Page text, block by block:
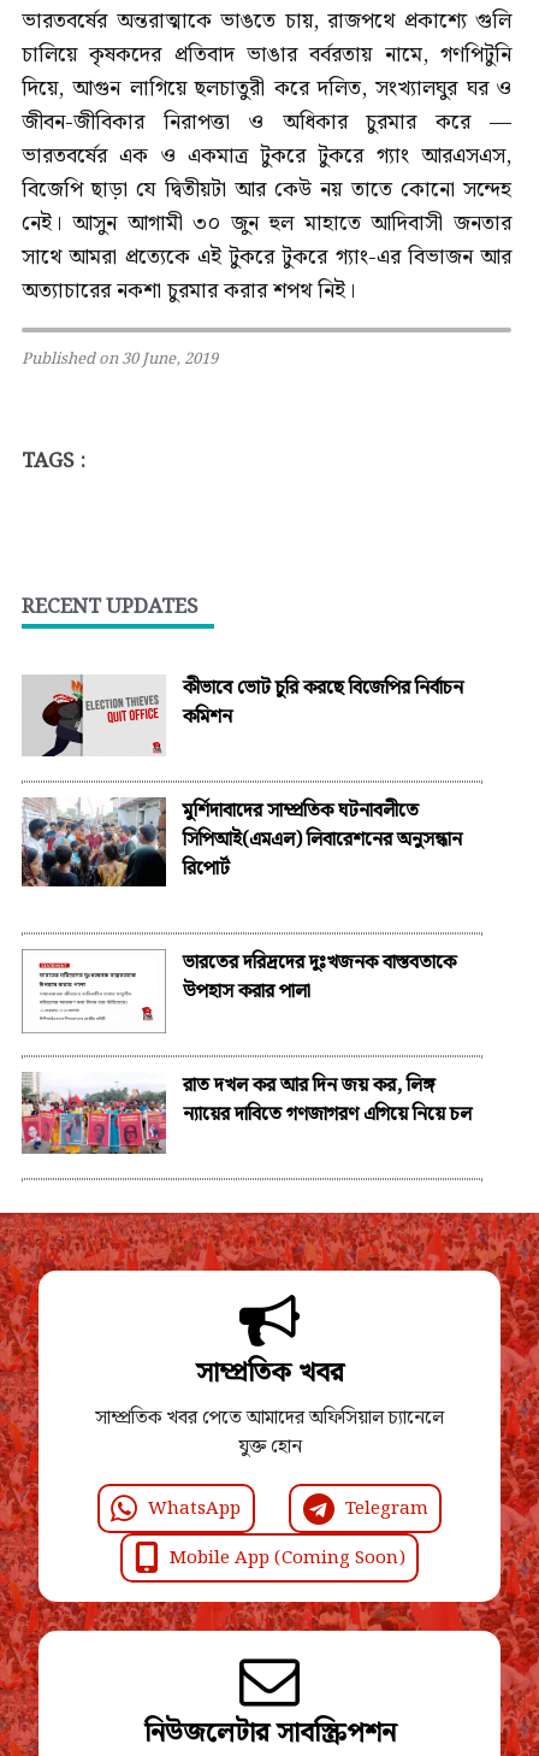
ভারতবর্ষের অন্তরাত্মাকে ভাঙতে চায়, রাজপথে প্রকাশ্যে গুলি
চালিয়ে কৃষকদের প্রতিবাদ ভাঙার বর্বরতায় নামে, গণপিটুনি
দিয়ে, আগুন লাগিয়ে ছলচাতুরী করে দলিত, সংখ্যালঘুর ঘর ও
জীবন-জীবিকার নিরাপত্তা ও অধিকার চুরমার করে —
ভারতবর্ষের এক ও একমাত্র টুকরে টুকরে গ্যাং আরএসএস,
বিজেপি ছাড়া যে দ্বিতীয়টা আর কেউ নয় তাতে কোনো সন্দেহ
নেই। আসুন আগামী ৩০ জুন হুল মাহাতে আদিবাসী জনতার
সাথে আমরা প্রত্যেকে এই টুকরে টুকরে গ্যাং-এর বিভাজন আর
অত্যাচারের নকশা চুরমার করার শপথ নিই।
Published on 30 June, 2019
TAGS :
RECENT UPDATES
কীভাবে ভোট চুরি করছে বিজেপির নির্বাচন
কমিশন
মুর্শিদাবাদের সাম্প্রতিক ঘটনাবলীতে
সিপিআই(এমএল) লিবারেশনের অনুসন্ধান
রিপোর্ট
ভারতের দরিদ্রদের দুঃখজনক বাস্তবতাকে
উপহাস করার পালা
রাত দখল কর আর দিন জয় কর, লিঙ্গ
ন্যায়ের দাবিতে গণজাগরণ এগিয়ে নিয়ে চল
সাম্প্রতিক খবর
সাম্প্রতিক খবর পেতে আমাদের অফিসিয়াল চ্যানেলে
যুক্ত হোন
WhatsApp
Telegram
Mobile App (Coming Soon)
নিউজলেটার সাবস্ক্রিপশন